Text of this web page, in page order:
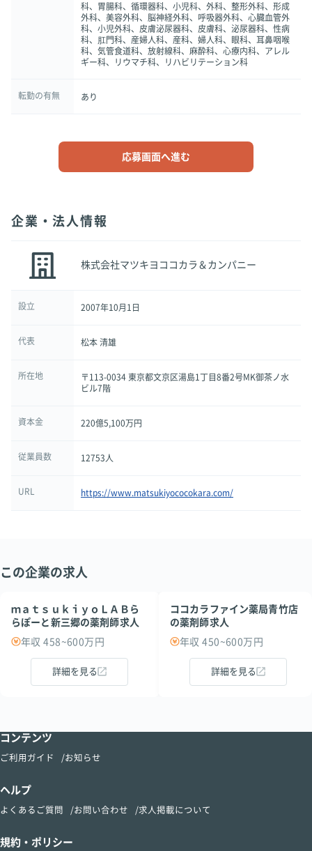
科、胃腸科、循環器科、小児科、外科、整形外科、形成
外科、美容外科、脳神経外科、呼吸器外科、心臓血管外
科、小児外科、皮膚泌尿器科、皮膚科、泌尿器科、性病
科、肛門科、産婦人科、産科、婦人科、眼科、耳鼻咽喉
科、気管食道科、放射線科、麻酔科、心療内科、アレル
ギー科、リウマチ科、リハビリテーション科
転勤の有無 あり
応募画面へ進む
企業・法人情報
株式会社マツキヨココカラ＆カンパニー
設立 2007年10月1日
代表 松本 清雄
所在地
〒113-0034 東京都文京区湯島1丁目8番2号MK御茶ノ水
ビル7階
資本金 220億5,100万円
従業員数 12753人
URL https://www.matsukiyococokara.com/
この企業の求人
ｍａｔｓｕｋｉｙｏＬＡＢら
らぽーと新三郷の薬剤師求人
年収 458~600万円
詳細を見る
ココカラファイン薬局青竹店
の薬剤師求人
年収 450~600万円
詳細を見る
コンテンツ
ご利用ガイド お知らせ
ヘルプ
よくあるご質問 お問い合わせ 求人掲載について
規約・ポリシー